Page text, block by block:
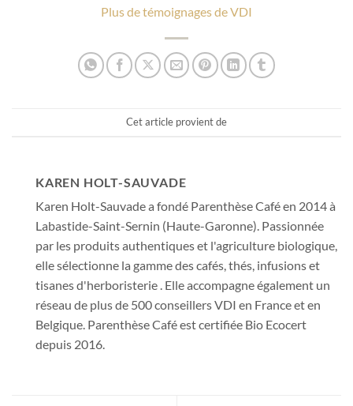
Plus de témoignages de VDI
Cet article provient de
KAREN HOLT-SAUVADE
Karen Holt-Sauvade a fondé Parenthèse Café en 2014 à
Labastide-Saint-Sernin (Haute-Garonne). Passionnée
par les produits authentiques et l'agriculture biologique,
elle sélectionne la gamme des cafés, thés, infusions et
tisanes d'herboristerie . Elle accompagne également un
réseau de plus de 500 conseillers VDI en France et en
Belgique. Parenthèse Café est certifiée Bio Ecocert
depuis 2016.